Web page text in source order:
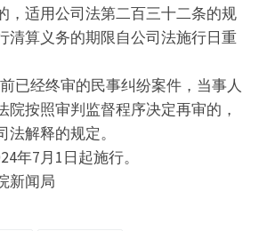
，适用公司法第二百三十二条的规
清算义务的期限自公司法施行日重
已经终审的民事纠纷案件，当事人
院按照审判监督程序决定再审的，
解释的规定。
年7月1日起施行。
新闻局